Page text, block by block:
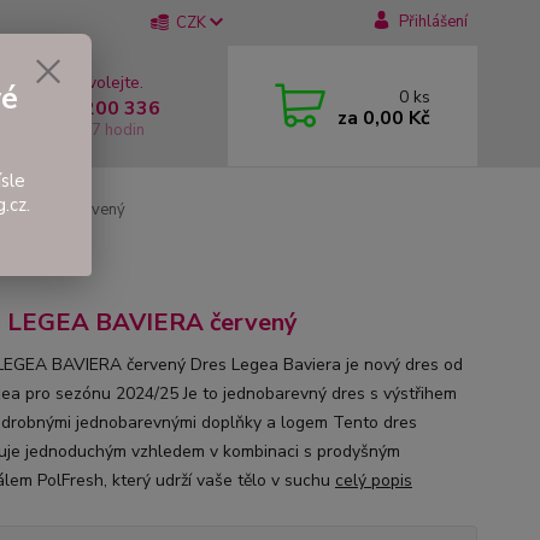
CZK Přihlášení
si rady? Zavolejte.
737 200 336
Pátek: 8 - 17 hodin
0 ks
za 0,00 Kč
červený
LEGEA BAVIERA červený
BAVIERA červený Dres Legea Baviera je nový dres od
pro sezónu 2024/25 Je to jednobarevný dres s výstřihem
jednobarevnými doplňky a logem Tento dres
jednoduchým vzhledem v kombinaci s prodyšným
PolFresh, který udrží vaše tělo v suchu celý popis